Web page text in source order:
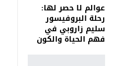
عوالم لا حصر لها:
رحلة البروفيسور
سليم زاروبي في
فهم الحياة والكون